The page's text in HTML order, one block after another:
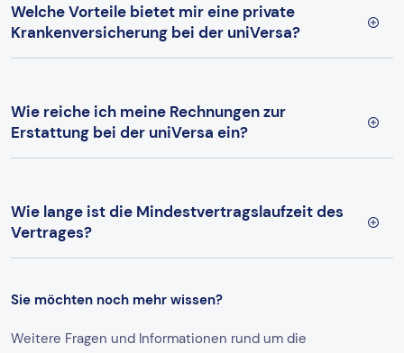
Welche Vorteile bietet mir eine private
Krankenversicherung bei der uniVersa?
Wie reiche ich meine Rechnungen zur
Erstattung bei der uniVersa ein?
Wie lange ist die Mindestvertragslaufzeit des
Vertrages?
Sie möchten noch mehr wissen?
Weitere Fragen und Informationen rund um die